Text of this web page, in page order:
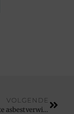
VOLGENDE
Kies de juiste asbestverwijderaar in Vlaanderen